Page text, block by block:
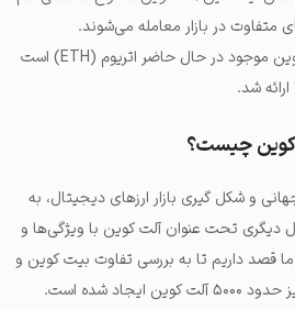
در بازار معامله می‌شوند.
باارزش‌ترین و گران‌ترین آلت کوین موجود در حال حاضر اتریوم (ETH) است
کوین چیست؟
و شکل گیری بازار ارزهای دیجیتال، به
دیگری تحت عنوان آلت کوین با ویژگی‌ها و
قصد داریم تا به بررسی تفاوت بیت کوین و
آلت کوین بپردازیم. تا امروز چیز حدود ۵۰۰۰ آلت کوین ایجاد شده است.